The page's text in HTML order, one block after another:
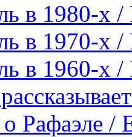
в 1980-х /
в 1970-х /
в 1960-х /
Рафаэле /